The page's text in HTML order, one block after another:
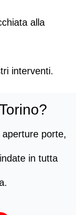
alla
interventi.
porte,
in tutta